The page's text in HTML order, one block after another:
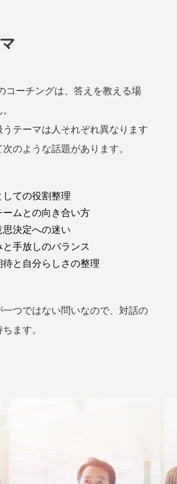
コーチングは、答えを教える場
うテーマは人それぞれ異なります
のような話題があります。
しての役割整理
ームとの向き合い方
思決定への迷い
と手放しのバランス
待と自分らしさの整理
一つではない問いなので、対話の
ます。